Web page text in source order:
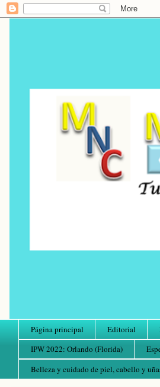
Página principal Editorial
IPW 2022: Orlando (Florida)
Belleza y cuidado de piel, cabello y